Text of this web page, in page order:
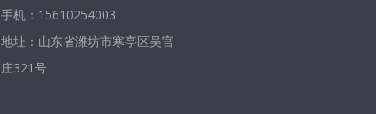
手机：15610254003
地址：山东省潍坊市寒亭区吴官
庄321号